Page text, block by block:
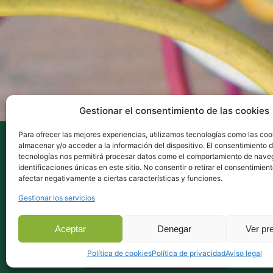
Gestionar el consentimiento de las cookies
Para ofrecer las mejores experiencias, utilizamos tecnologías como las
almacenar y/o acceder a la información del dispositivo. El consentimiento
tecnologías nos permitirá procesar datos como el comportamiento de
identificaciones únicas en este sitio. No consentir o retirar el
afectar negativamente a ciertas características y funciones.
Gestionar los servicios
Aceptar Denegar Ver
Política de cookiesPolítica de privacidadAviso legal